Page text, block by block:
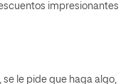
impresionantes
le pide que haga algo,